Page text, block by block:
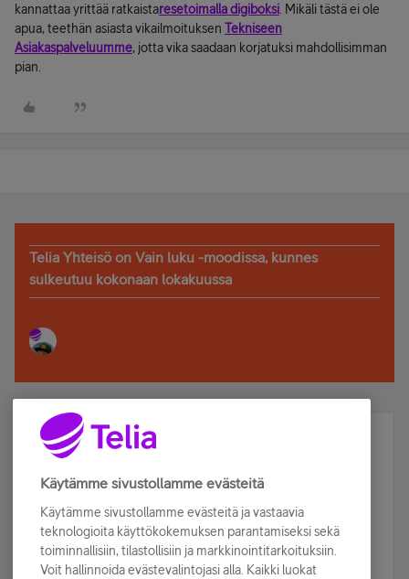
kannattaa yrittää ratkaistaresetoimalla digiboksi . Mikäli tästä ei ole
apua, teethän asiasta vikailmoituksen Tekniseen
Asiakaspalveluumme, jotta vika saadaan korjatuksi mahdollisimman
pian.
Telia Yhteisö on Vain luku -moodissa, kunnes
sulkeutuu kokonaan lokakuussa
Älä jää paitsi – osallistu ja voita!
Tilaa Telian uutiskirje ja olet mukana arvonnassa.
sähköpostiisi.
Tilaa nyt
Käytämme sivustollamme evästeitä
Käytämme sivustollamme evästeitä ja vastaavia
teknologioita käyttökokemuksen parantamiseksi sekä
toiminnallisiin, tilastollisiin ja markkinointitarkoituksiin.
Voit hallinnoida evästevalintojasi alla. Kaikki luokat